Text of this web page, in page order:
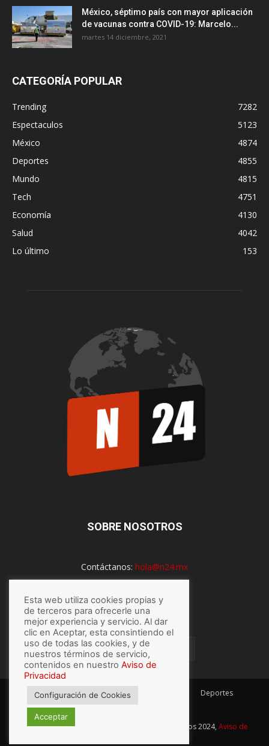
México, séptimo país con mayor aplicación
de vacunas contra COVID-19: Marcelo...
martes 14 diciembre, 2021
CATEGORÍA POPULAR
Trending
7282
Espectaculos
5123
México
4874
Deportes
4855
Mundo
4815
Tech
4751
Economía
4130
Salud
4042
Lo último
153
SOBRE NOSOTROS
Contáctanos: hola@n24.mx
SÍGUENOS
México Mundo Economía
Deportes
Espectaculos
© Hecho con por N24.mx, Derechos Reservados 2024, Aviso de
Esta web utiliza cookies propias y
de terceros para ofrecerle una
mejor experiencia y servicio. Al dar
clic en Aceptar, esta consintiendo el
uso de todas las cookies, y de
nuestros términos de servicio,
contenidos en nuestro Aviso de
Privacidad
Configuración de Cookies
Acceptar